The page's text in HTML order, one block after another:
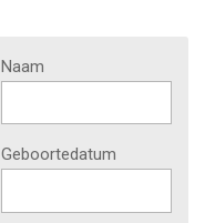
Naam
Geboortedatum